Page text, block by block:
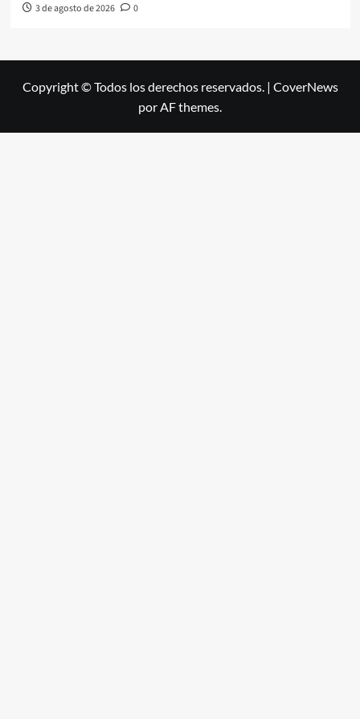
3 de agosto de 2026 0
Copyright © Todos los derechos reservados. | CoverNews
por AF themes.